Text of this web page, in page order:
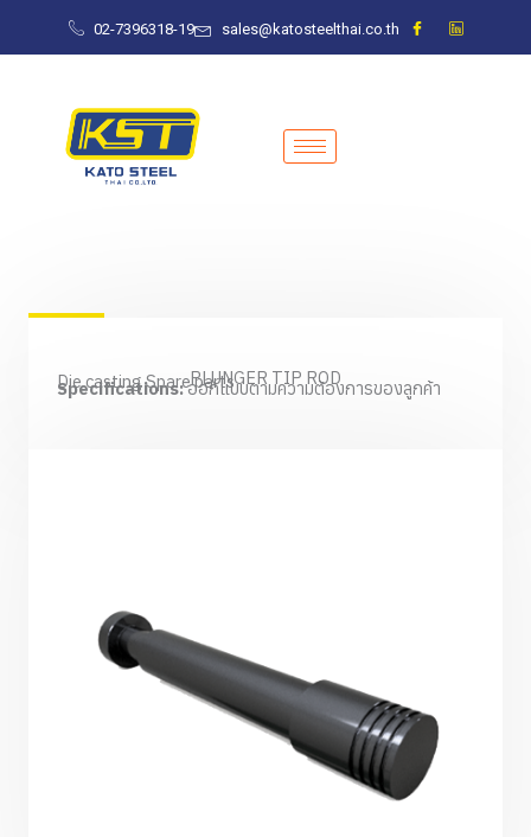
02-7396318-19 sales@katosteelthai.co.th
Die casting Spare partsPLUNGER TIP ROD
Specifications:ออกแบบตามความต้องการของลูกค้า